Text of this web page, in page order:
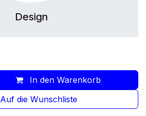
Design
In den Warenkorb
Auf die Wunschliste